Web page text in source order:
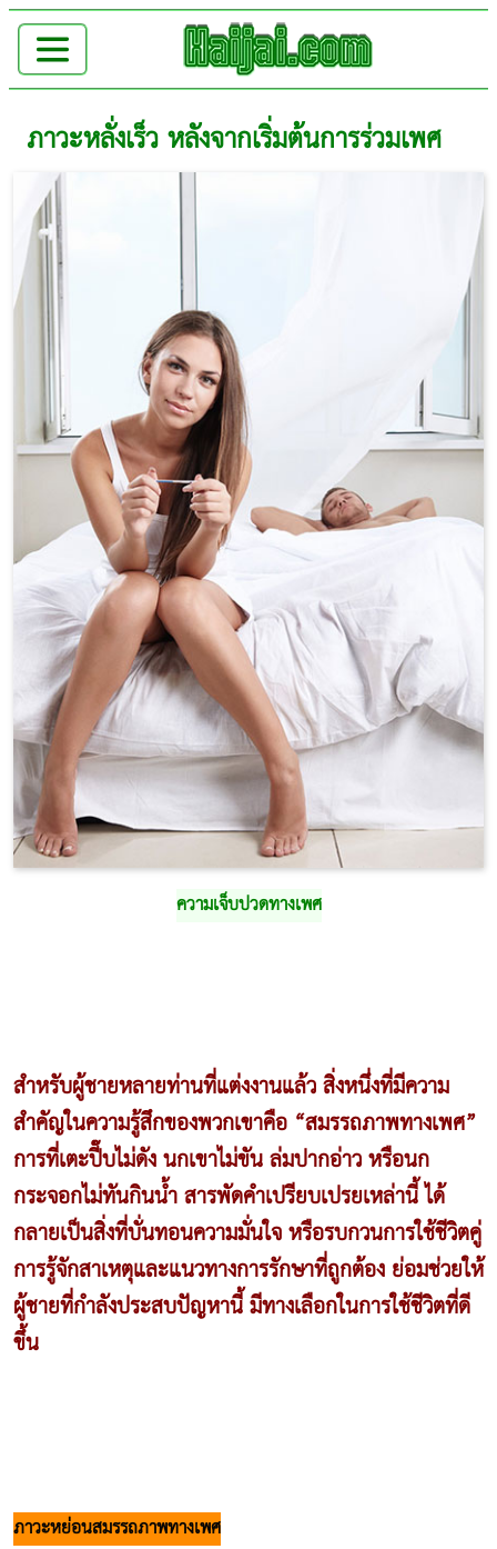
ภาวะหลั่งเร็ว หลังจากเริ่มต้นการร่วมเพศ
ความเจ็บปวดทางเพศ
สำหรับผู้ชายหลายท่านที่แต่งงานแล้ว สิ่งหนึ่งที่มีความ
สำคัญในความรู้สึกของพวกเขาคือ “สมรรถภาพทางเพศ”
การที่เตะปี๊บไม่ดัง นกเขาไม่ขัน ล่มปากอ่าว หรือนก
กระจอกไม่ทันกินน้ำ สารพัดคำเปรียบเปรยเหล่านี้ ได้
กลายเป็นสิ่งที่บั่นทอนความมั่นใจ หรือรบกวนการใช้ชีวิตคู่
การรู้จักสาเหตุและแนวทางการรักษาที่ถูกต้อง ย่อมช่วยให้
ผู้ชายที่กำลังประสบปัญหานี้ มีทางเลือกในการใช้ชีวิตที่ดี
ขึ้น
ภาวะหย่อนสมรรถภาพทางเพศ